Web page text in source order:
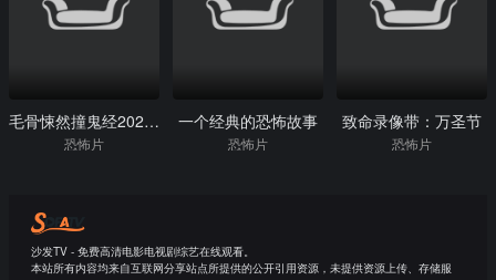
毛骨悚然撞鬼经2023夏季特别篇
恐怖片
一个经典的恐怖故事
恐怖片
致命录像带：万圣节
恐怖片
沙发TV - 免费高清电影电视剧综艺在线观看。
本站所有内容均来自互联网分享站点所提供的公开引用资源，未提供资源上传、存储服